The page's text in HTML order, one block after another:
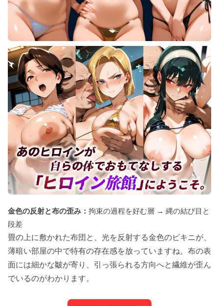
金色の反射と布の歪み： 拘束の過程を好む層 → 縄の結び目と
段差
畳の上に敷かれた布団と、光を反射する金色のビキニが、
薄暗い部屋の中で特有の存在感を放っていますね。布の表
面には細かな皺が寄り、引っ張られる方向へと繊維が歪ん
でいるのがわかります。